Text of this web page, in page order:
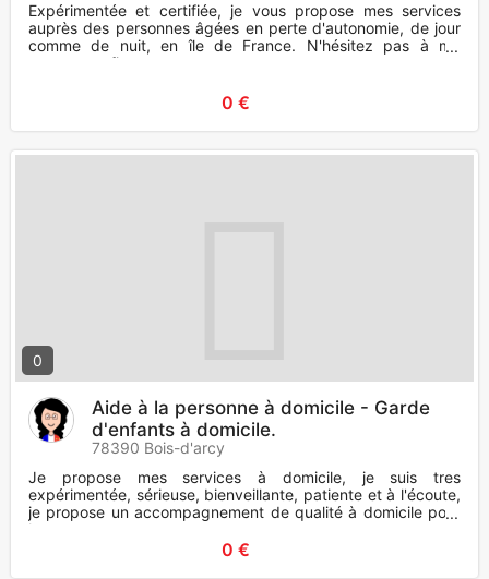
Expérimentée et certifiée, je vous propose mes services
auprès des personnes âgées en perte d'autonomie, de jour
comme de nuit, en île de France. N'hésitez pas à me
contacter afin
0 €
0
Aide à la personne à domicile - Garde
d'enfants à domicile.
78390 Bois-d'arcy
Je propose mes services à domicile, je suis tres
expérimentée, sérieuse, bienveillante, patiente et à l'écoute,
je propose un accompagnement de qualité à domicile pour
les personne
0 €